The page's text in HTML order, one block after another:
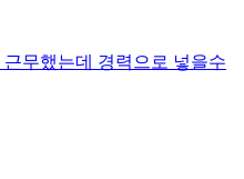
무했는데 경력으로 넣을수